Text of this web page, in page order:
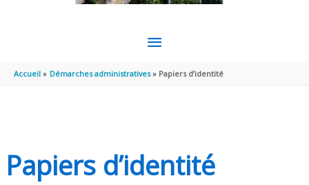
MENU
PRINCIPAL
Accueil Démarches administratives Papiers d’identité
Papiers d’identité